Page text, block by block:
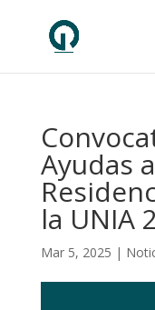
Ayudas
la UNIA
Mar 5, 2025 |